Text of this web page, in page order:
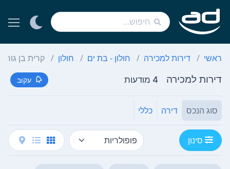
ראשי דירות למכירה חולון - בת ים חולון קרית בן גוריון
דירות למכירה 4 מודעות עקוב
סוג הנכס דירה כללי
סינון